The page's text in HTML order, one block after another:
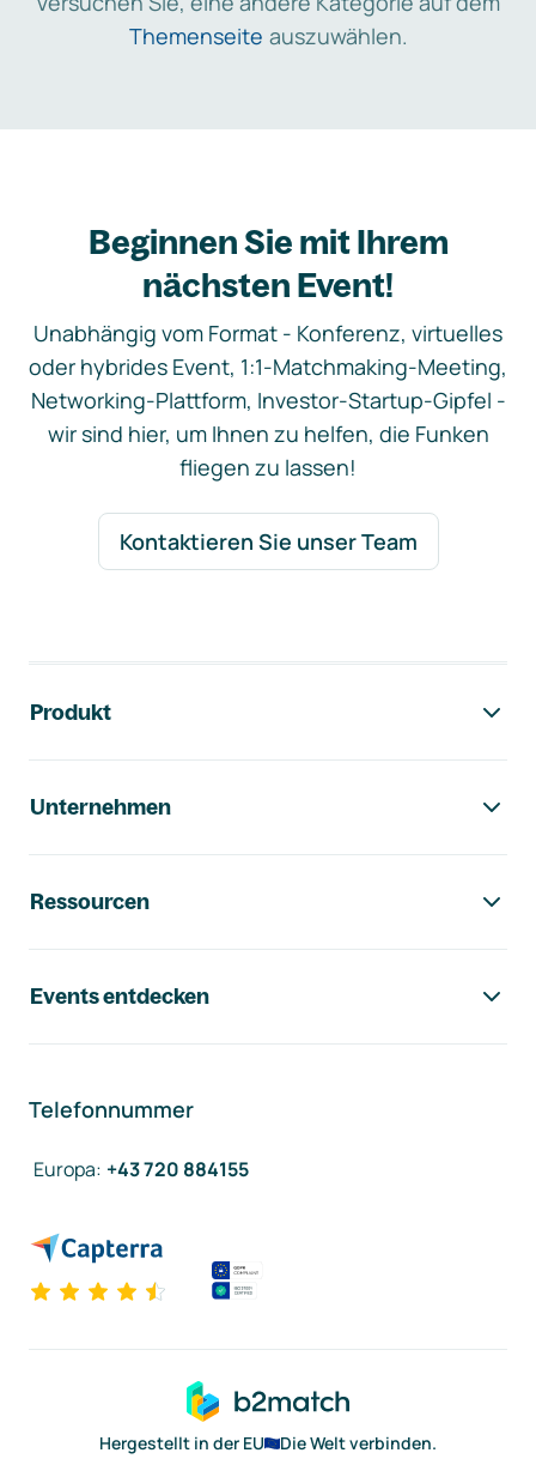
Themenseite auszuwählen.
Beginnen Sie mit Ihrem
nächsten Event!
Unabhängig vom Format - Konferenz, virtuelles
oder hybrides Event, 1:1-Matchmaking-Meeting,
Networking-Plattform, Investor-Startup-Gipfel -
wir sind hier, um Ihnen zu helfen, die Funken
fliegen zu lassen!
Kontaktieren Sie unser Team
Produkt
Unternehmen
Ressourcen
Events entdecken
Telefonnummer
Europa: +43 720 884155
Hergestellt in der EU
Die Welt verbinden.